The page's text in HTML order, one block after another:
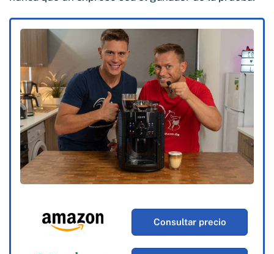
Consultar precio